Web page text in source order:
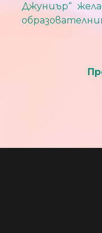
Джуниър“